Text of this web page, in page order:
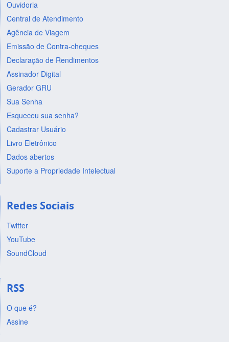
Ouvidoria
Central de Atendimento
Agência de Viagem
Emissão de Contra-cheques
Declaração de Rendimentos
Assinador Digital
Gerador GRU
Sua Senha
Esqueceu sua senha?
Cadastrar Usuário
Livro Eletrônico
Dados abertos
Suporte a Propriedade Intelectual
Redes Sociais
Twitter
YouTube
SoundCloud
RSS
O que é?
Assine